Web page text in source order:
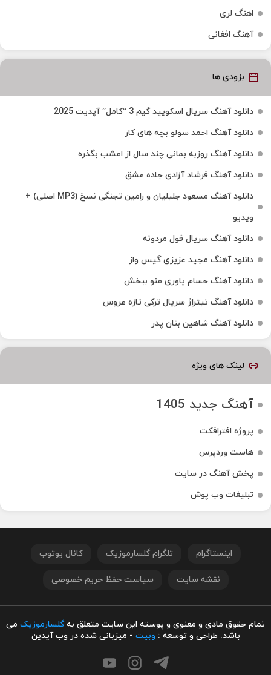
اهنگ لری
آهنگ افغانی
بزودی ها
دانلود آهنگ سریال اسکویید گیم 3 “کامل” آپدیت 2025
دانلود آهنگ احمد سولو بچه های کار
دانلود آهنگ روزبه بمانی چند سال از امشب بگذره
دانلود آهنگ فرشاد آزادی جاده عشق
دانلود آهنگ مسعود جلیلیان و رامین تجنگی نسخ (MP3 اصلی) +
ویدیو
دانلود آهنگ سریال قول مردونه
دانلود آهنگ مجید عزیزی گیس واز
دانلود آهنگ حسام یاوری منو ببخش
دانلود آهنگ تیتراژ سریال ترکی تازه عروس
دانلود آهنگ شاهین بنان پدر
لینک های ویژه
آهنگ جدید 1405
پروژه افترافکت
هاست وردپرس
پخش آهنگ در سایت
تبلیغات وب پوش
اینستاگرام تلگرام گلسارموزیک کانال یوتوب
نقشه سایت سیاست حفظ حریم خصوصی
تمام حقوق مادی و معنوی و پوسته این سایت متعلق بهگلسارموزیک می
باشد. طراحی و توسعه : وبیت - میزبانی شده در وب آیدین